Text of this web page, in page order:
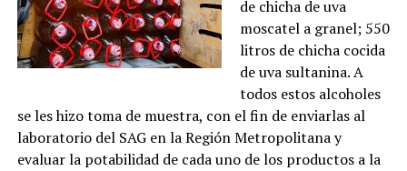
de chicha de uva
moscatel a granel; 550
litros de chicha cocida
de uva sultanina. A
todos estos alcoholes
se les hizo toma de muestra, con el fin de enviarlas al
laboratorio del SAG en la Región Metropolitana y
evaluar la potabilidad de cada uno de los productos a la